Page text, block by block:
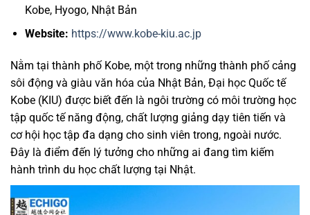
Kobe, Hyogo, Nhật Bản
Website: https://www.kobe-kiu.ac.jp
Nằm tại thành phố Kobe, một trong những thành phố cảng
sôi động và giàu văn hóa của Nhật Bản, Đại học Quốc tế
Kobe (KIU) được biết đến là ngôi trường có môi trường học
tập quốc tế năng động, chất lượng giảng dạy tiên tiến và
cơ hội học tập đa dạng cho sinh viên trong, ngoài nước.
Đây là điểm đến lý tưởng cho những ai đang tìm kiếm
hành trình du học chất lượng tại Nhật.